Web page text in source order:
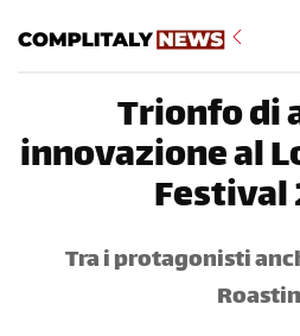
Trionfo di
innovazione al
Festival
Tra i protagonisti